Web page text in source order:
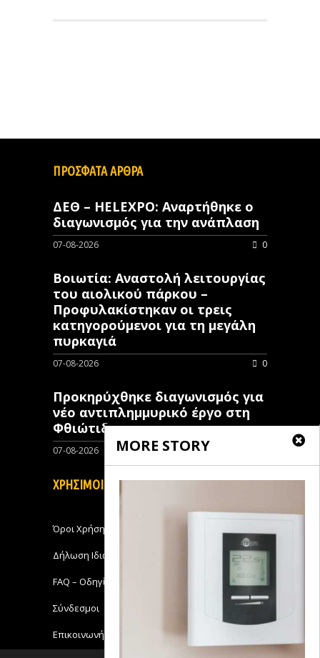
MORE STORY
ΠΡΟΣΦΑΤΑ ΑΡΘΡΑ
ΔΕΘ – HELEXPO: Αναρτήθηκε ο
διαγωνισμός για την ανάπλαση
07-08-2026 0
Βοιωτία: Αναστολή λειτουργίας
του αιολικού πάρκου –
Προφυλακίστηκαν οι τρεις
κατηγορούμενοι για τη μεγάλη
πυρκαγιά
07-08-2026 0
Προκηρύχθηκε διαγωνισμός για
νέo αντιπλημμυρικό έργο στη
Φθιώτιδα
07-08-2026
ΧΡΗΣΙΜΟΙ ΣΥΝΔΕΣΜΟΙ
Όροι Χρήσης
Δήλωση Ιδιωτικότητας
FAQ – Οδηγίες Χρήσης
Σύνδεσμοι
Επικοινωνήστε με το Michanikos-Online